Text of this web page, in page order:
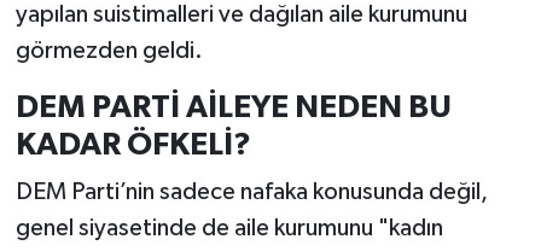
yapılan suistimalleri ve dağılan aile kurumunu
görmezden geldi.
DEM PARTİ AİLEYE NEDEN BU
KADAR ÖFKELİ?
DEM Parti’nin sadece nafaka konusunda değil,
genel siyasetinde de aile kurumunu "kadın